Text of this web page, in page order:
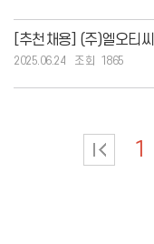
2025.06.24
1865
1